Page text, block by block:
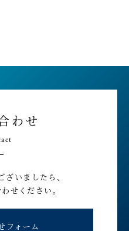
わせ
ざいましたら、
せください。
フォーム